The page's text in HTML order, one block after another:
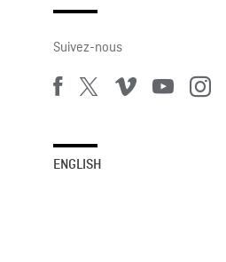
Suivez-nous
ENGLISH